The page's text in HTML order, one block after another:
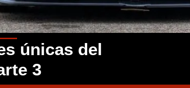
únicas del
3